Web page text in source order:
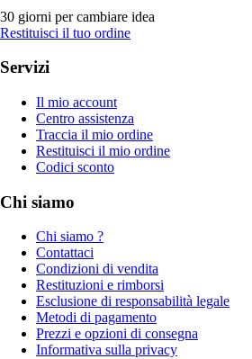
30 giorni per cambiare idea
Restituisci il tuo ordine
Servizi
Il mio account
Centro assistenza
Traccia il mio ordine
Restituisci il mio ordine
Codici sconto
Chi siamo
Chi siamo ?
Contattaci
Condizioni di vendita
Restituzioni e rimborsi
Esclusione di responsabilità legale
Metodi di pagamento
Prezzi e opzioni di consegna
Informativa sulla privacy